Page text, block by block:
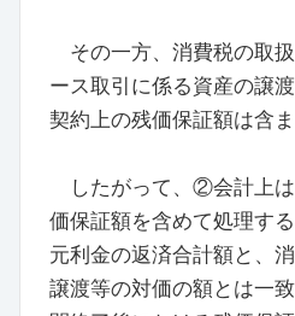
その一方、消費税の取
ース取引に係る資産の譲
契約上の残価保証額は含ま
したがって、②会計上は
価保証額を含めて処理す
元利金の返済合計額と、
譲渡等の対価の額とは一